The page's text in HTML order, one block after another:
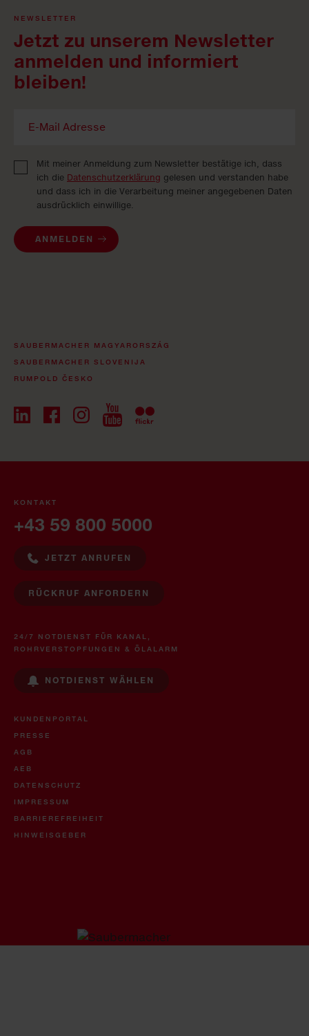
NEWSLETTER
Jetzt zu unserem Newsletter
anmelden und informiert
bleiben!
Mit meiner Anmeldung zum Newsletter bestätige ich, dass
ich die Datenschutzerklärung gelesen und verstanden habe
und dass ich in die Verarbeitung meiner angegebenen Daten
ausdrücklich einwillige.
ANMELDEN
SAUBERMACHER MAGYARORSZÁG
SAUBERMACHER SLOVENIJA
RUMPOLD ČESKO
KONTAKT
+43 59 800 5000
JETZT ANRUFEN
RÜCKRUF ANFORDERN
24/7 NOTDIENST FÜR KANAL,
ROHRVERSTOPFUNGEN & ÖLALARM
NOTDIENST WÄHLEN
KUNDENPORTAL
PRESSE
AGB
AEB
DATENSCHUTZ
IMPRESSUM
BARRIEREFREIHEIT
HINWEISGEBER